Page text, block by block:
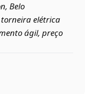
Belo
torneira elétrica
ágil, preço